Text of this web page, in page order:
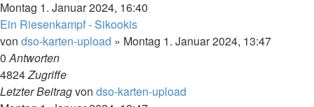
Montag 1. Januar 2024, 16:40
Ein Riesenkampf - Sikookis
von dso-karten-upload » Montag 1. Januar 2024, 13:47
0Antworten
4824Zugriffe
Letzter Beitragvon dso-karten-upload